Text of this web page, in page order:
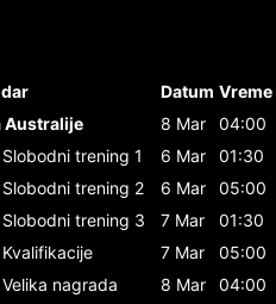
Datum Vreme
Australije
8 Mar
04:00
Slobodni trening 1 6 Mar
01:30
Slobodni trening 2 6 Mar
05:00
Slobodni trening 3 7 Mar
01:30
Kvalifikacije 7 Mar
05:00
Velika nagrada 8 Mar
04:00